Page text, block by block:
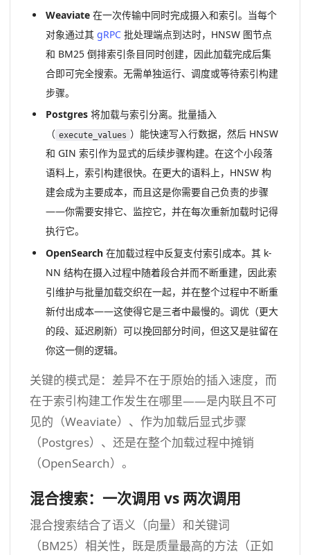
Weaviate在一次传输中同时完成摄入和索引。当每个
对象通过其 gRPC批处理端点到达时，HNSW 图节点
和 BM25 倒排索引条目同时创建，因此加载完成后集
合即可完全搜索。无需单独运行、调度或等待索引构建
步骤。
Postgres将加载与索引分离。批量插入
（ execute_values ）能快速写入行数据，然后 HNSW
和 GIN 索引作为显式的后续步骤构建。在这个小段落
语料上，索引构建很快。在更大的语料上，HNSW 构
建会成为主要成本，而且这是你需要自己负责的步骤
——你需要安排它、监控它，并在每次重新加载时记得
执行它。
OpenSearch在加载过程中反复支付索引成本。其 k-
NN 结构在摄入过程中随着段合并而不断重建，因此索
引维护与批量加载交织在一起，并在整个过程中不断重
新付出成本——这使得它是三者中最慢的。调优（更大
的段、延迟刷新）可以挽回部分时间，但这又是驻留在
你这一侧的逻辑。
关键的模式是：差异不在于原始的插入速度，而
在于索引构建工作发生在哪里——是内联且不可
见的（Weaviate）、作为加载后显式步骤
（Postgres）、还是在整个加载过程中摊销
（OpenSearch）。
混合搜索：一次调用 vs 两次调用
混合搜索结合了语义（向量）和关键词
（BM25）相关性，既是质量最高的方法（正如